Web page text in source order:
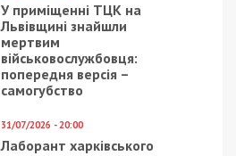
У приміщенні ТЦК на
Львівщині знайшли
мертвим
військовослужбовця:
попередня версія –
самогубство
31/07/2026 - 20:00
Лаборант харківського